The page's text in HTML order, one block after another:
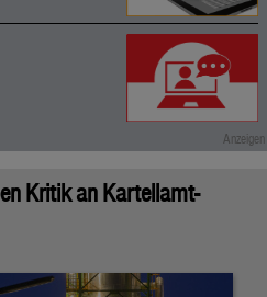
Kritik an Kartellamt-